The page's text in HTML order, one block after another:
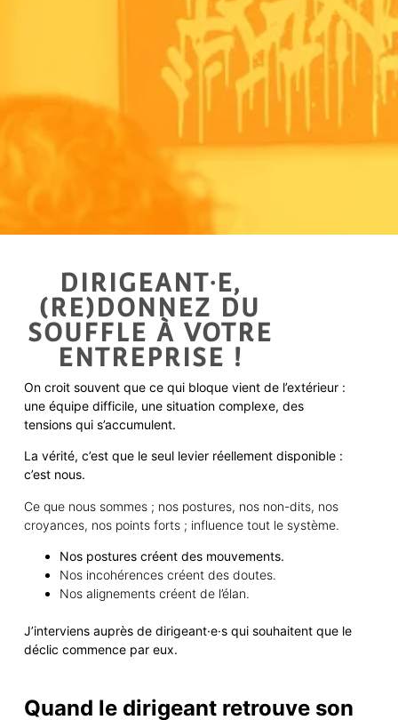
DIRIGEANT·E,
(RE)DONNEZ DU
SOUFFLE À VOTRE
ENTREPRISE !
On croit souvent que ce qui bloque vient de l’extérieur :
une équipe difficile, une situation complexe, des
tensions qui s’accumulent.
La vérité, c’est que le seul levier réellement disponible :
c’est nous.
Ce que nous sommes ; nos postures, nos non-dits, nos
croyances, nos points forts ; influence tout le système.
Nos postures créent des mouvements.
Nos incohérences créent des doutes.
Nos alignements créent de l’élan.
J’interviens auprès de dirigeant·e·squi souhaitent que le
déclic commence par eux.
Quand le dirigeant retrouve son